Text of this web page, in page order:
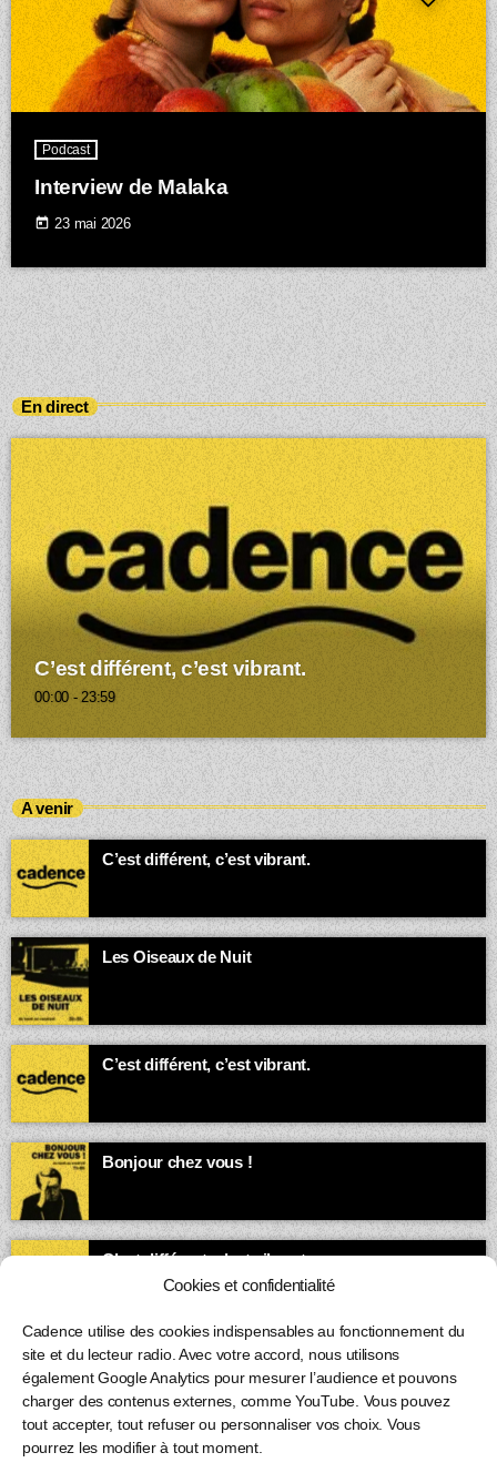
Cookies et confidentialité
Cadence utilise des cookies indispensables au fonctionnement du
site et du lecteur radio. Avec votre accord, nous utilisons
également Google Analytics pour mesurer l’audience et pouvons
charger des contenus externes, comme YouTube. Vous pouvez
tout accepter, tout refuser ou personnaliser vos choix. Vous
pourrez les modifier à tout moment.
Podcast
Interview de Malaka
today 23 mai 2026
En direct
C’est différent, c’est vibrant.
00:00 - 23:59
A venir
C’est différent, c’est vibrant.
Les Oiseaux de Nuit
C’est différent, c’est vibrant.
Bonjour chez vous !
C’est différent, c’est vibrant.
08:00 - 23:59